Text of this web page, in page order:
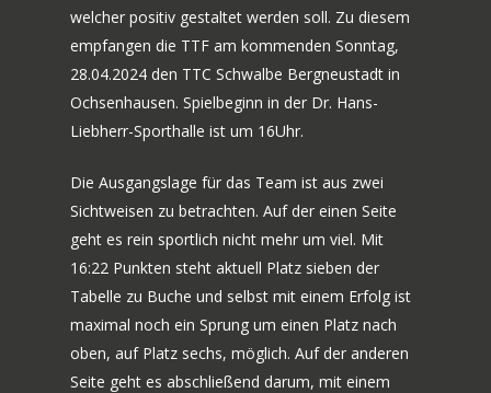
welcher positiv gestaltet werden soll. Zu diesem
empfangen die TTF am kommenden Sonntag,
28.04.2024 den TTC Schwalbe Bergneustadt in
Ochsenhausen. Spielbeginn in der Dr. Hans-
Liebherr-Sporthalle ist um 16Uhr.
Die Ausgangslage für das Team ist aus zwei
Sichtweisen zu betrachten. Auf der einen Seite
geht es rein sportlich nicht mehr um viel. Mit
16:22 Punkten steht aktuell Platz sieben der
Tabelle zu Buche und selbst mit einem Erfolg ist
maximal noch ein Sprung um einen Platz nach
oben, auf Platz sechs, möglich. Auf der anderen
Seite geht es abschließend darum, mit einem